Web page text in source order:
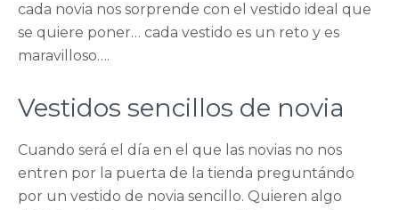
cada novia nos sorprende con el vestido ideal que
se quiere poner… cada vestido es un reto y es
maravilloso….
Vestidos sencillos de novia
Cuando será el día en el que las novias no nos
entren por la puerta de la tienda preguntándo
por un vestido de novia sencillo. Quieren algo